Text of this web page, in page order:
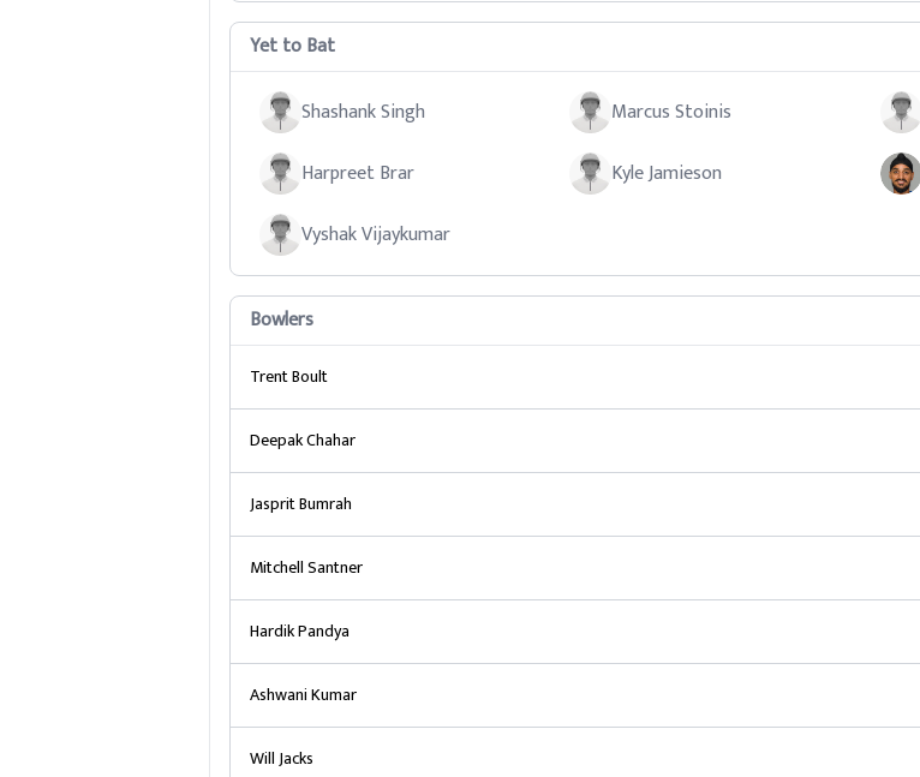
Yet to Bat
Shashank Singh Marcus Stoinis
Harpreet Brar
Kyle Jamieson
Vyshak Vijaykumar
Bowlers
Trent Boult
Deepak Chahar
Jasprit Bumrah
Mitchell Santner
Hardik Pandya
Ashwani Kumar
Will Jacks